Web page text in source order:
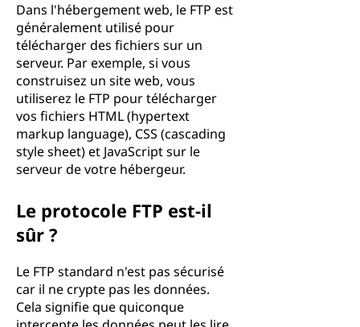
Dans l'hébergement web, le FTP est
généralement utilisé pour
télécharger des fichiers sur un
serveur. Par exemple, si vous
construisez un site web, vous
utiliserez le FTP pour télécharger
vos fichiers HTML (hypertext
markup language), CSS (cascading
style sheet) et JavaScript sur le
serveur de votre hébergeur.
Le protocole FTP est-il
sûr ?
Le FTP standard n'est pas sécurisé
car il ne crypte pas les données.
Cela signifie que quiconque